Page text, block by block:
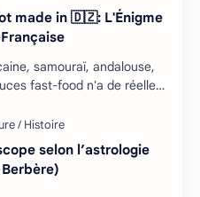
made in 🇩🇿: L'Énigme
samouraï, andalouse,
fast-food n'a de réelles
selon l’astrologie